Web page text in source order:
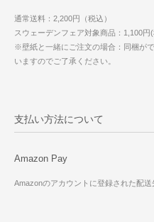
通常送料：2,200円（税込）
スウェーデンフェア対象商品：1,100円(
※壁紙と一緒にご注文の場合：同梱が
いますのでご了承ください。
支払い方法について
Amazon Pay
Amazonのアカウントに登録された配